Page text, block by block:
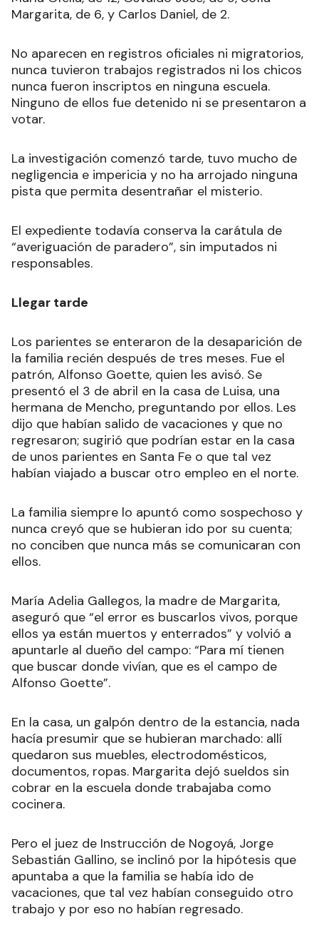
Margarita, de 6, y Carlos Daniel, de 2.
No aparecen en registros oficiales ni migratorios,
nunca tuvieron trabajos registrados ni los chicos
nunca fueron inscriptos en ninguna escuela.
Ninguno de ellos fue detenido ni se presentaron a
votar.
La investigación comenzó tarde, tuvo mucho de
negligencia e impericia y no ha arrojado ninguna
pista que permita desentrañar el misterio.
El expediente todavía conserva la carátula de
“averiguación de paradero”, sin imputados ni
responsables.
Llegar tarde
Los parientes se enteraron de la desaparición de
la familia recién después de tres meses. Fue el
patrón, Alfonso Goette, quien les avisó. Se
presentó el 3 de abril en la casa de Luisa, una
hermana de Mencho, preguntando por ellos. Les
dijo que habían salido de vacaciones y que no
regresaron; sugirió que podrían estar en la casa
de unos parientes en Santa Fe o que tal vez
habían viajado a buscar otro empleo en el norte.
La familia siempre lo apuntó como sospechoso y
nunca creyó que se hubieran ido por su cuenta;
no conciben que nunca más se comunicaran con
ellos.
María Adelia Gallegos, la madre de Margarita,
aseguró que “el error es buscarlos vivos, porque
ellos ya están muertos y enterrados” y volvió a
apuntarle al dueño del campo: “Para mí tienen
que buscar donde vivían, que es el campo de
Alfonso Goette”.
En la casa, un galpón dentro de la estancia, nada
hacía presumir que se hubieran marchado: allí
quedaron sus muebles, electrodomésticos,
documentos, ropas. Margarita dejó sueldos sin
cobrar en la escuela donde trabajaba como
cocinera.
Pero el juez de Instrucción de Nogoyá, Jorge
Sebastián Gallino, se inclinó por la hipótesis que
apuntaba a que la familia se había ido de
vacaciones, que tal vez habían conseguido otro
trabajo y por eso no habían regresado.